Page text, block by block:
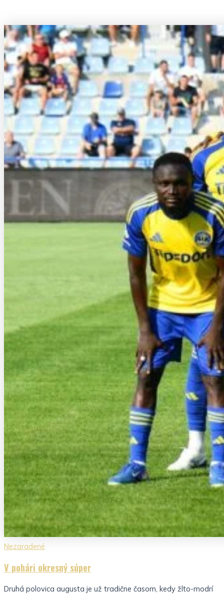
Nezaradené
V pohári okresný súper
Druhá polovica augusta je už tradične časom, kedy žlto-modrí